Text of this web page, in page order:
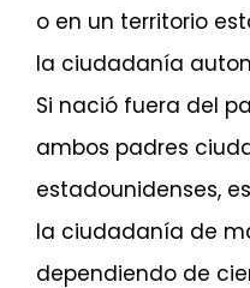
o en un territorio
la ciudadanía
Si nació fuera del
ambos padres
estadounidenses,
la ciudadanía de
dependiendo de